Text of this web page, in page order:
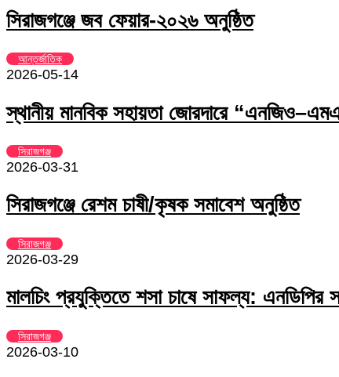
সিরাজগঞ্জে জব ফেয়ার-২০২৬ অনুষ্ঠিত
আন্তর্জাতিক
2026-05-14
স্থানীয় মানবিক সহায়তা জোরদারে
সিরাজগঞ্জ
2026-03-31
সিরাজগঞ্জে রেশম চাষী/কৃষক সমাবেশ অনুষ্ঠিত
সিরাজগঞ্জ
2026-03-29
মালচিং প্রযুক্তিতে শসা চাষে সাফল্য: এনডিপির
সিরাজগঞ্জ
2026-03-10